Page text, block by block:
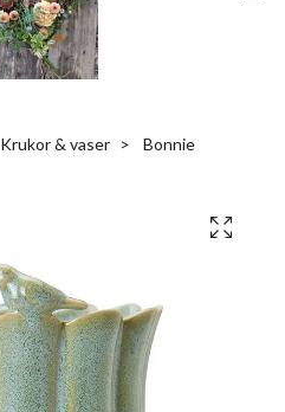
Krukor & vaser Bonnie